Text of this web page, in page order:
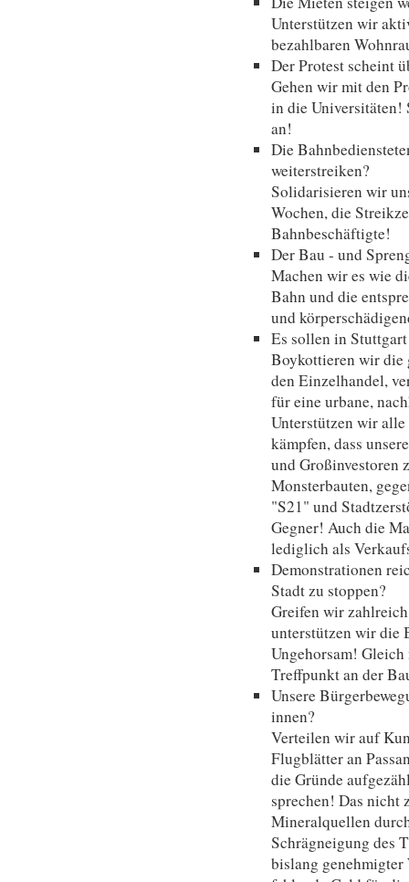
Unterstützen wir
bezahlbaren
Der Protest scheint
Gehen wir mit den
in die Universitäten!
an!
Die
weiterstreiken?
Solidarisieren wir
Wochen, die
Bahnbeschäftigte!
Der Bau - und
Machen wir es wie
Bahn und die
und
Es sollen in
Boykottieren wir die
den Einzelhandel,
für eine urbane,
Unterstützen wir
kämpfen, dass
und Großinvestoren
Monsterbauten,
"S21" und
Gegner! Auch die
lediglich als
Demonstrationen
Stadt zu stoppen?
Greifen wir
unterstützen wir die
Ungehorsam!
Treffpunkt an der
Unsere
innen?
Verteilen wir auf
Flugblätter an
die Gründe
sprechen! Das nicht
Mineralquellen
Schrägneigung des
bislang